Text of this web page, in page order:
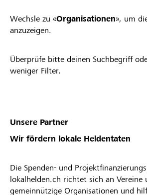
Wechsle zu «Organisationen», um
anzuzeigen.
Überprüfe bitte deinen Suchbegriff
weniger Filter.
Unsere Partner
Wir fördern lokale Heldentaten
Die Spenden- und
lokalhelden.ch richtet sich an Vereine
gemeinnützige Organisationen und